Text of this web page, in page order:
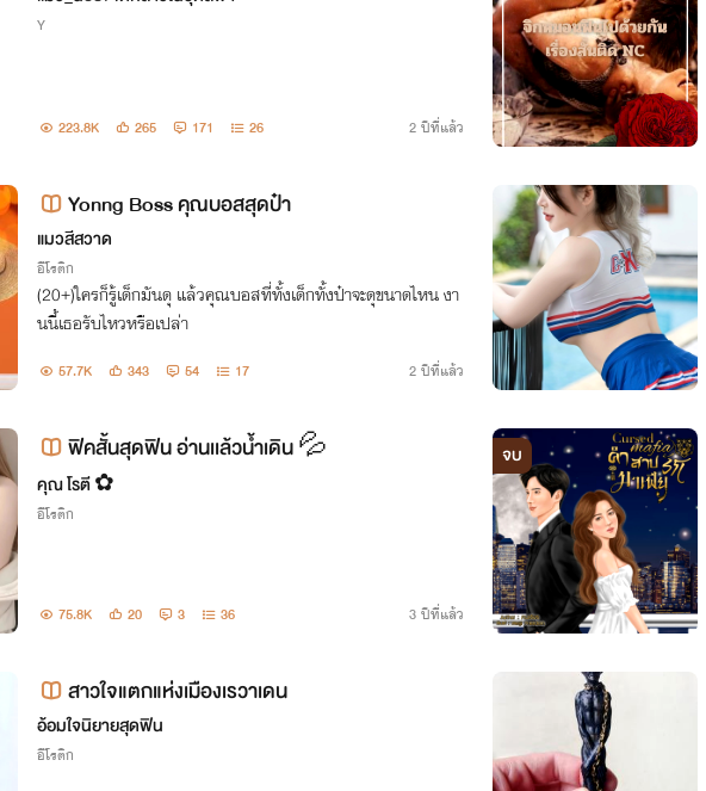
Y
223.8K 265 171 26 2 ปีที่แล้ว
Yonng Boss คุณบอสสุดป๋า
แมวสีสวาด
อีโรติก
(20+)ใครก็รู้เด็กมันดุ แล้วคุณบอสที่ทั้งเด็กทั้งป๋าจะดุขนาดไหน งา
นนี้เธอรับไหวหรือเปล่า
57.7K 343 54 17 2 ปีที่แล้ว
ฟิคสั้นสุดฟิน อ่านเเล้วน้ำเดิน 💦
คุณ โรตี ✿
อีโรติก
75.8K 20 3 36 3 ปีที่แล้ว
จบ
สาวใจแตกแห่งเมืองเรวาเดน
อ้อมใจนิยายสุดฟิน
อีโรติก